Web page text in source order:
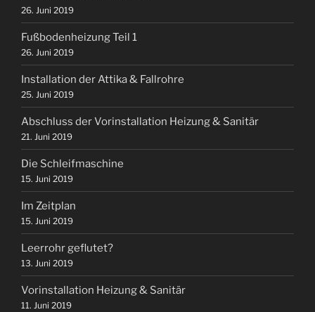
26. Juni 2019
Fußbodenheizung Teil 1
26. Juni 2019
Installation der Attika & Fallrohre
25. Juni 2019
Abschluss der Vorinstallation Heizung & Sanitär
21. Juni 2019
Die Schleifmaschine
15. Juni 2019
Im Zeitplan
15. Juni 2019
Leerrohr geflutet?
13. Juni 2019
Vorinstallation Heizung & Sanitär
11. Juni 2019